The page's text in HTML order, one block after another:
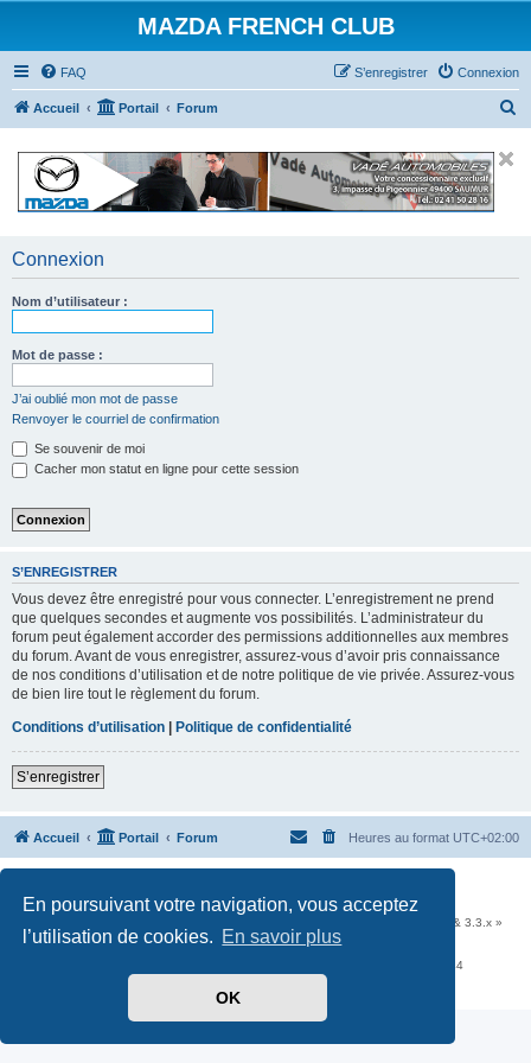
En poursuivant votre navigation, vous acceptez
l’utilisation de cookies. En savoir plus
OK
MAZDA FRENCH CLUB
FAQ Connexion
S’enregistrer
Accueil Portail Forum
c
Connexion
Nom d’utilisateur :
Mot de passe :
J’ai oublié mon mot de passe
Renvoyer le courriel de confirmation
Se souvenir de moi
Cacher mon statut en ligne pour cette session
S’ENREGISTRER
Vous devez être enregistré pour vous connecter. L’enregistrement ne prend
que quelques secondes et augmente vos possibilités. L’administrateur du
forum peut également accorder des permissions additionnelles aux membres
du forum. Avant de vous enregistrer, assurez-vous d’avoir pris connaissance
de nos conditions d’utilisation et de notre politique de vie privée. Assurez-vous
de bien lire tout le règlement du forum.
Conditions d’utilisation
Politique de confidentialité
S’enregistrer
Accueil Portail Forum Heures au format UTC+02:00
Traduit parphpBB-fr.com
: « Traductions d'extensions & styles pour phpBB 3.2.x & 3.3.x »
Forum hébergé par les services d’Infomaniak Network SA
Avenue de la Praille, 26 - 1227 Carouge - Suisse - tél +41 22 820 35 44